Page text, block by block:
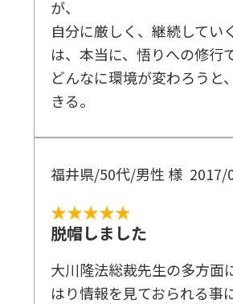
が、
自分に厳しく、継続してい
は、本当に、悟りへの修行
どんなに環境が変わろうと
きる。
福井県/50代/男性 様 2017/
★★★★★
脱帽しました
大川隆法総裁先生の多方面
はり情報を見ておられる事